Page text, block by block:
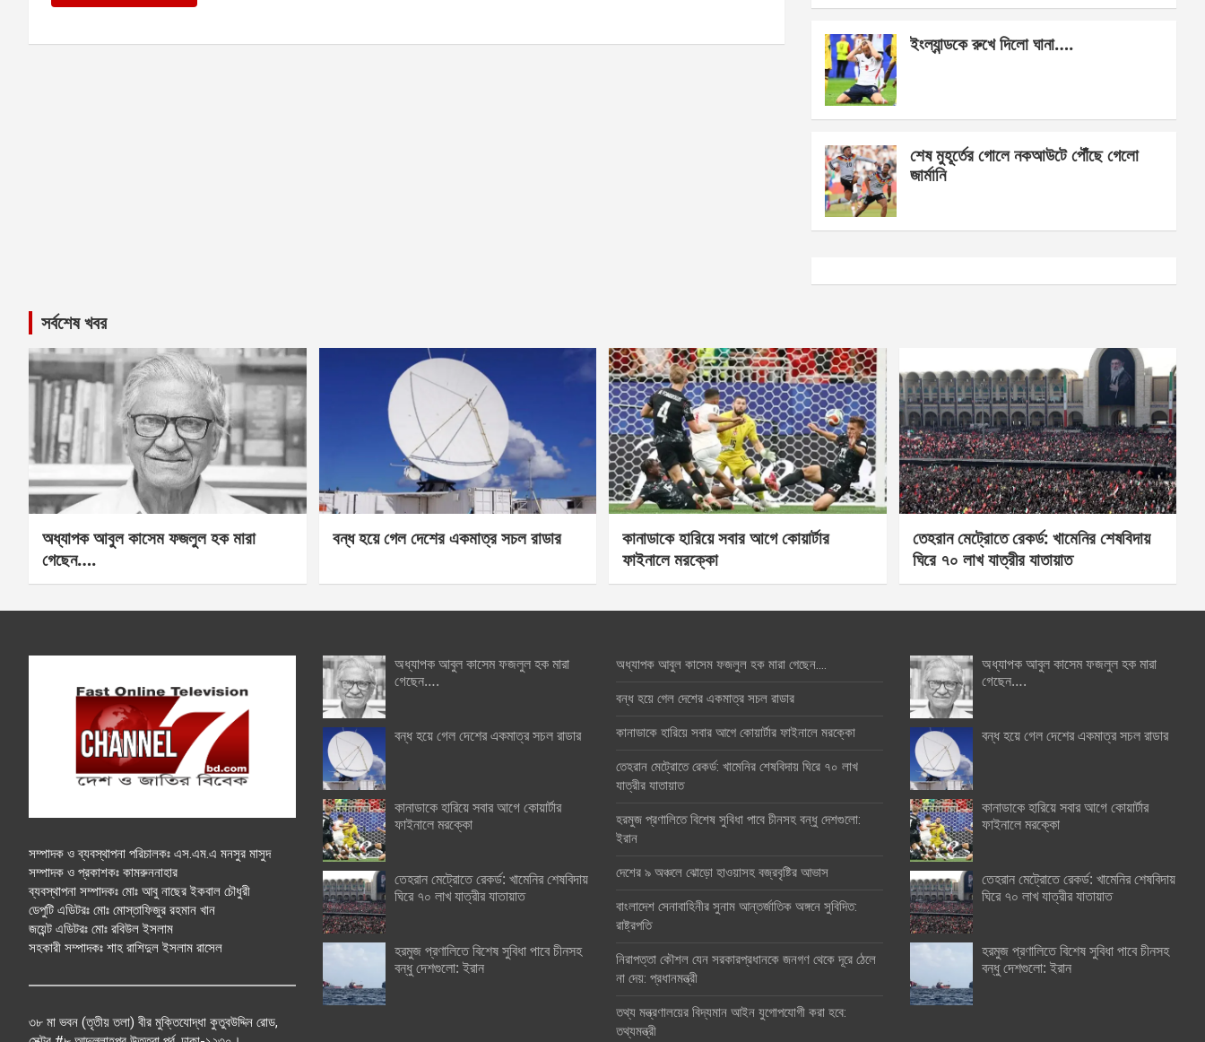
ইংল্যান্ডকে রুখে দিলো ঘানা….
শেষ মুহূর্তের গোলে নকআউটে পৌঁছে গেলো
জার্মানি
সর্বশেষ খবর
অধ্যাপক আবুল কাসেম ফজলুল হক মারা
গেছেন….
বন্ধ হয়ে গেল দেশের একমাত্র সচল রাডার
কানাডাকে হারিয়ে সবার আগে কোয়ার্টার
ফাইনালে মরক্কো
তেহরান মেট্রোতে রেকর্ড: খামেনির শেষবিদায়
ঘিরে ৭০ লাখ যাত্রীর যাতায়াত
সম্পাদক ও ব্যবস্থাপনা পরিচালকঃ এস.এম.এ মনসুর মাসুদ
সম্পাদক ও প্রকাশকঃ কামরুননাহার
ব্যবস্থাপনা সম্পাদকঃ মোঃ আবু নাছের ইকবাল চৌধুরী
ডেপুটি এডিটরঃ মোঃ মোস্তাফিজুর রহমান খান
জয়েন্ট এডিটরঃ মোঃ রবিউল ইসলাম
সহকারী সম্পাদকঃ শাহ রাশিদুল ইসলাম রাসেল
৩৮ মা ভবন (তৃতীয় তলা) বীর মুক্তিযোদ্ধা কুতুবউদ্দিন রোড,
অধ্যাপক আবুল কাসেম ফজলুল হক মারা
গেছেন….
বন্ধ হয়ে গেল দেশের একমাত্র সচল রাডার
কানাডাকে হারিয়ে সবার আগে কোয়ার্টার
ফাইনালে মরক্কো
তেহরান মেট্রোতে রেকর্ড: খামেনির শেষবিদায়
ঘিরে ৭০ লাখ যাত্রীর যাতায়াত
হরমুজ প্রণালিতে বিশেষ সুবিধা পাবে চীনসহ
বন্ধু দেশগুলো: ইরান
অধ্যাপক আবুল কাসেম ফজলুল হক মারা গেছেন….
বন্ধ হয়ে গেল দেশের একমাত্র সচল রাডার
কানাডাকে হারিয়ে সবার আগে কোয়ার্টার ফাইনালে মরক্কো
তেহরান মেট্রোতে রেকর্ড: খামেনির শেষবিদায় ঘিরে ৭০ লাখ
যাত্রীর যাতায়াত
হরমুজ প্রণালিতে বিশেষ সুবিধা পাবে চীনসহ বন্ধু দেশগুলো:
ইরান
দেশের ৯ অঞ্চলে ঝোড়ো হাওয়াসহ বজ্রবৃষ্টির আভাস
বাংলাদেশ সেনাবাহিনীর সুনাম আন্তর্জাতিক অঙ্গনে সুবিদিত:
রাষ্ট্রপতি
নিরাপত্তা কৌশল যেন সরকারপ্রধানকে জনগণ থেকে দূরে ঠেলে
না দেয়: প্রধানমন্ত্রী
তথ্য মন্ত্রণালয়ের বিদ্যমান আইন যুগোপযোগী করা হবে:
তথ্যমন্ত্রী
অধ্যাপক আবুল কাসেম ফজলুল হক মারা
গেছেন….
বন্ধ হয়ে গেল দেশের একমাত্র সচল রাডার
কানাডাকে হারিয়ে সবার আগে কোয়ার্টার
ফাইনালে মরক্কো
তেহরান মেট্রোতে রেকর্ড: খামেনির শেষবিদায়
ঘিরে ৭০ লাখ যাত্রীর যাতায়াত
হরমুজ প্রণালিতে বিশেষ সুবিধা পাবে চীনসহ
বন্ধু দেশগুলো: ইরান